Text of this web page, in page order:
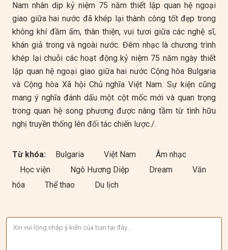
Nam nhân dịp kỷ niệm 75 năm thiết lập quan hệ ngoại
giao giữa hai nước đã khép lại thành công tốt đẹp trong
không khí đầm ấm, thân thiện, vui tươi giữa các nghệ sĩ,
khán giả trong và ngoài nước. Đêm nhạc là chương trình
khép lại chuỗi các hoạt động kỷ niệm 75 năm ngày thiết
lập quan hệ ngoại giao giữa hai nước Cộng hòa Bulgaria
và Cộng hòa Xã hội Chủ nghĩa Việt Nam. Sự kiện cũng
mang ý nghĩa đánh dấu một cột mốc mới và quan trọng
trong quan hệ song phương được nâng tầm từ tình hữu
nghị truyền thống lên đối tác chiến lược./.
Từ khóa: Bulgaria Việt Nam
Âm nhạc
Học viện
Ngô Hương Diệp Dream
Văn
hóa
Thể thao Du lịch